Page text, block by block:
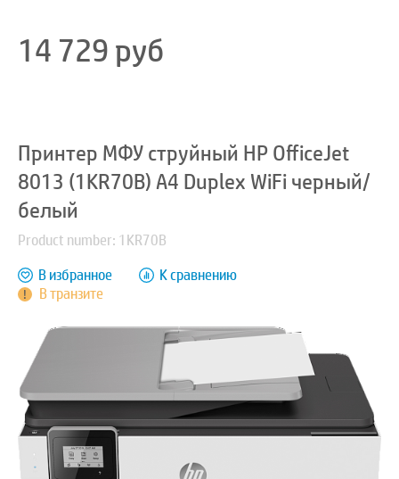
14 729руб
Принтер МФУ струйный HP OfficeJet
8013 (1KR70B) A4 Duplex WiFi черный/
белый
Product number: 1KR70B
В транзите
В избранное К сравнению